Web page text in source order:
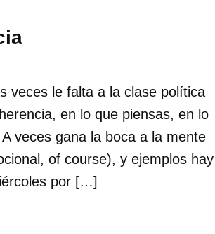
veces le falta a la clase política
en lo que piensas, en lo
veces gana la boca a la mente
of course), y ejemplos hay
por […]